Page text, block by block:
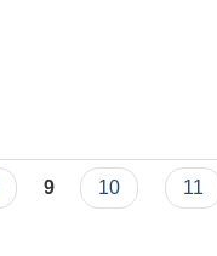
9 10 11